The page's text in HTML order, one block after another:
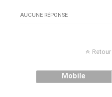
AUCUNE RÉPONSE
Mobile